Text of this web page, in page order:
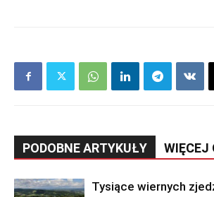
PODOBNE ARTYKUŁY WIĘCEJ
Tysiące wiernych